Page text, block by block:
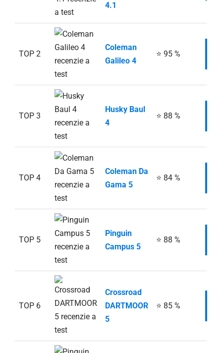
4.1
TOP 2
Coleman
Galileo 4
⭐ 95 %
TOP 3
Husky Baul
4
⭐ 88 %
TOP 4
Coleman Da
Gama 5
⭐ 84 %
TOP 5
Pinguin
Campus 5
⭐ 88 %
TOP 6
Crossroad
DARTMOOR
5
⭐ 85 %